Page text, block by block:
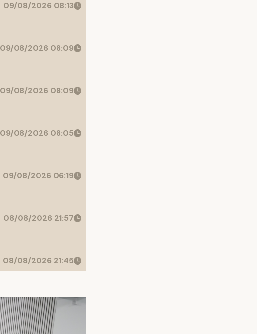
09/08/2026 08:13
09/08/2026 08:09
09/08/2026 08:09
09/08/2026 08:05
09/08/2026 06:19
08/08/2026 21:57
08/08/2026 21:45